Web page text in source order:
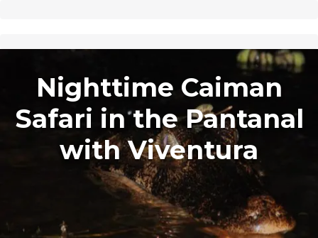
Nighttime Caiman
Safari in the Pantanal
with Viventura